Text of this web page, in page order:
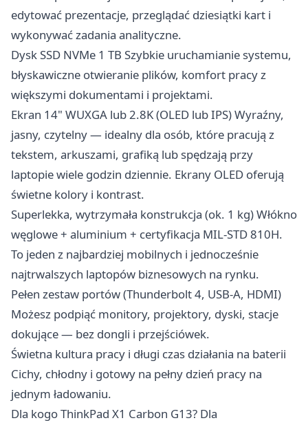
edytować prezentacje, przeglądać dziesiątki kart i
wykonywać zadania analityczne.
Dysk SSD NVMe 1 TB Szybkie uruchamianie systemu,
błyskawiczne otwieranie plików, komfort pracy z
większymi dokumentami i projektami.
Ekran 14" WUXGA lub 2.8K (OLED lub IPS) Wyraźny,
jasny, czytelny — idealny dla osób, które pracują z
tekstem, arkuszami, grafiką lub spędzają przy
laptopie wiele godzin dziennie. Ekrany OLED oferują
świetne kolory i kontrast.
Superlekka, wytrzymała konstrukcja (ok. 1 kg) Włókno
węglowe + aluminium + certyfikacja MIL-STD 810H.
To jeden z najbardziej mobilnych i jednocześnie
najtrwalszych laptopów biznesowych na rynku.
Pełen zestaw portów (Thunderbolt 4, USB-A, HDMI)
Możesz podpiąć monitory, projektory, dyski, stacje
dokujące — bez dongli i przejściówek.
Świetna kultura pracy i długi czas działania na baterii
Cichy, chłodny i gotowy na pełny dzień pracy na
jednym ładowaniu.
Dla kogo ThinkPad X1 Carbon G13? Dla